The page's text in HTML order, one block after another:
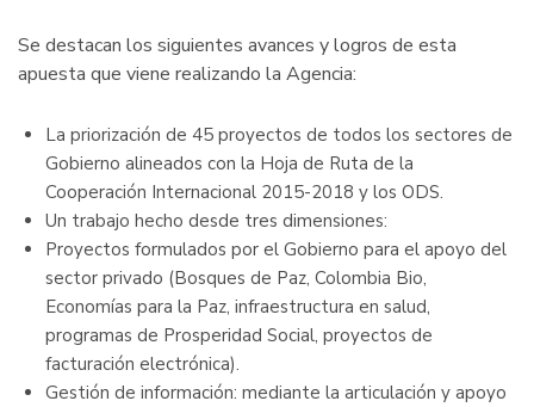
Se destacan los siguientes avances y logros de esta
apuesta que viene realizando la Agencia:
La priorización de 45 proyectos de todos los sectores de
Gobierno alineados con la Hoja de Ruta de la
Cooperación Internacional 2015-2018 y los ODS.
Un trabajo hecho desde tres dimensiones:
Proyectos formulados por el Gobierno para el apoyo del
sector privado (Bosques de Paz, Colombia Bio,
Economías para la Paz, infraestructura en salud,
programas de Prosperidad Social, proyectos de
facturación electrónica).
Gestión de información: mediante la articulación y apoyo